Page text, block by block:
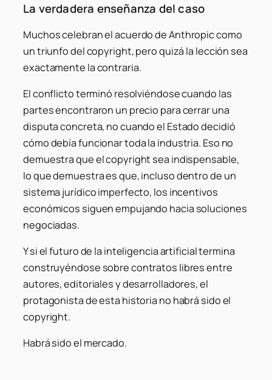
La verdadera enseñanza del caso
Muchos celebran el acuerdo de Anthropic como
un triunfo del copyright, pero quizá la lección sea
exactamente la contraria.
El conflicto terminó resolviéndose cuando las
partes encontraron un precio para cerrar una
disputa concreta, no cuando el Estado decidió
cómo debía funcionar toda la industria. Eso no
demuestra que el copyright sea indispensable,
lo que demuestra es que, incluso dentro de un
sistema jurídico imperfecto, los incentivos
económicos siguen empujando hacia soluciones
negociadas.
Y si el futuro de la inteligencia artificial termina
construyéndose sobre contratos libres entre
autores, editoriales y desarrolladores, el
protagonista de esta historia no habrá sido el
copyright.
Habrá sido el mercado.